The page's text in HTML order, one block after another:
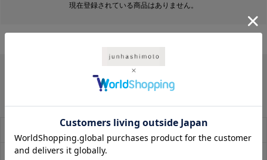
現在登録されている商品はありません。
レコメンド